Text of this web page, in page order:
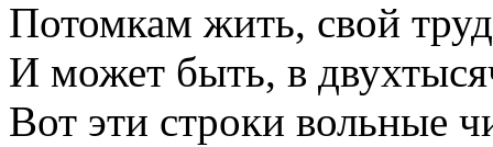
Потомкам жить, свой
И может быть, в
Вот эти строки вольные